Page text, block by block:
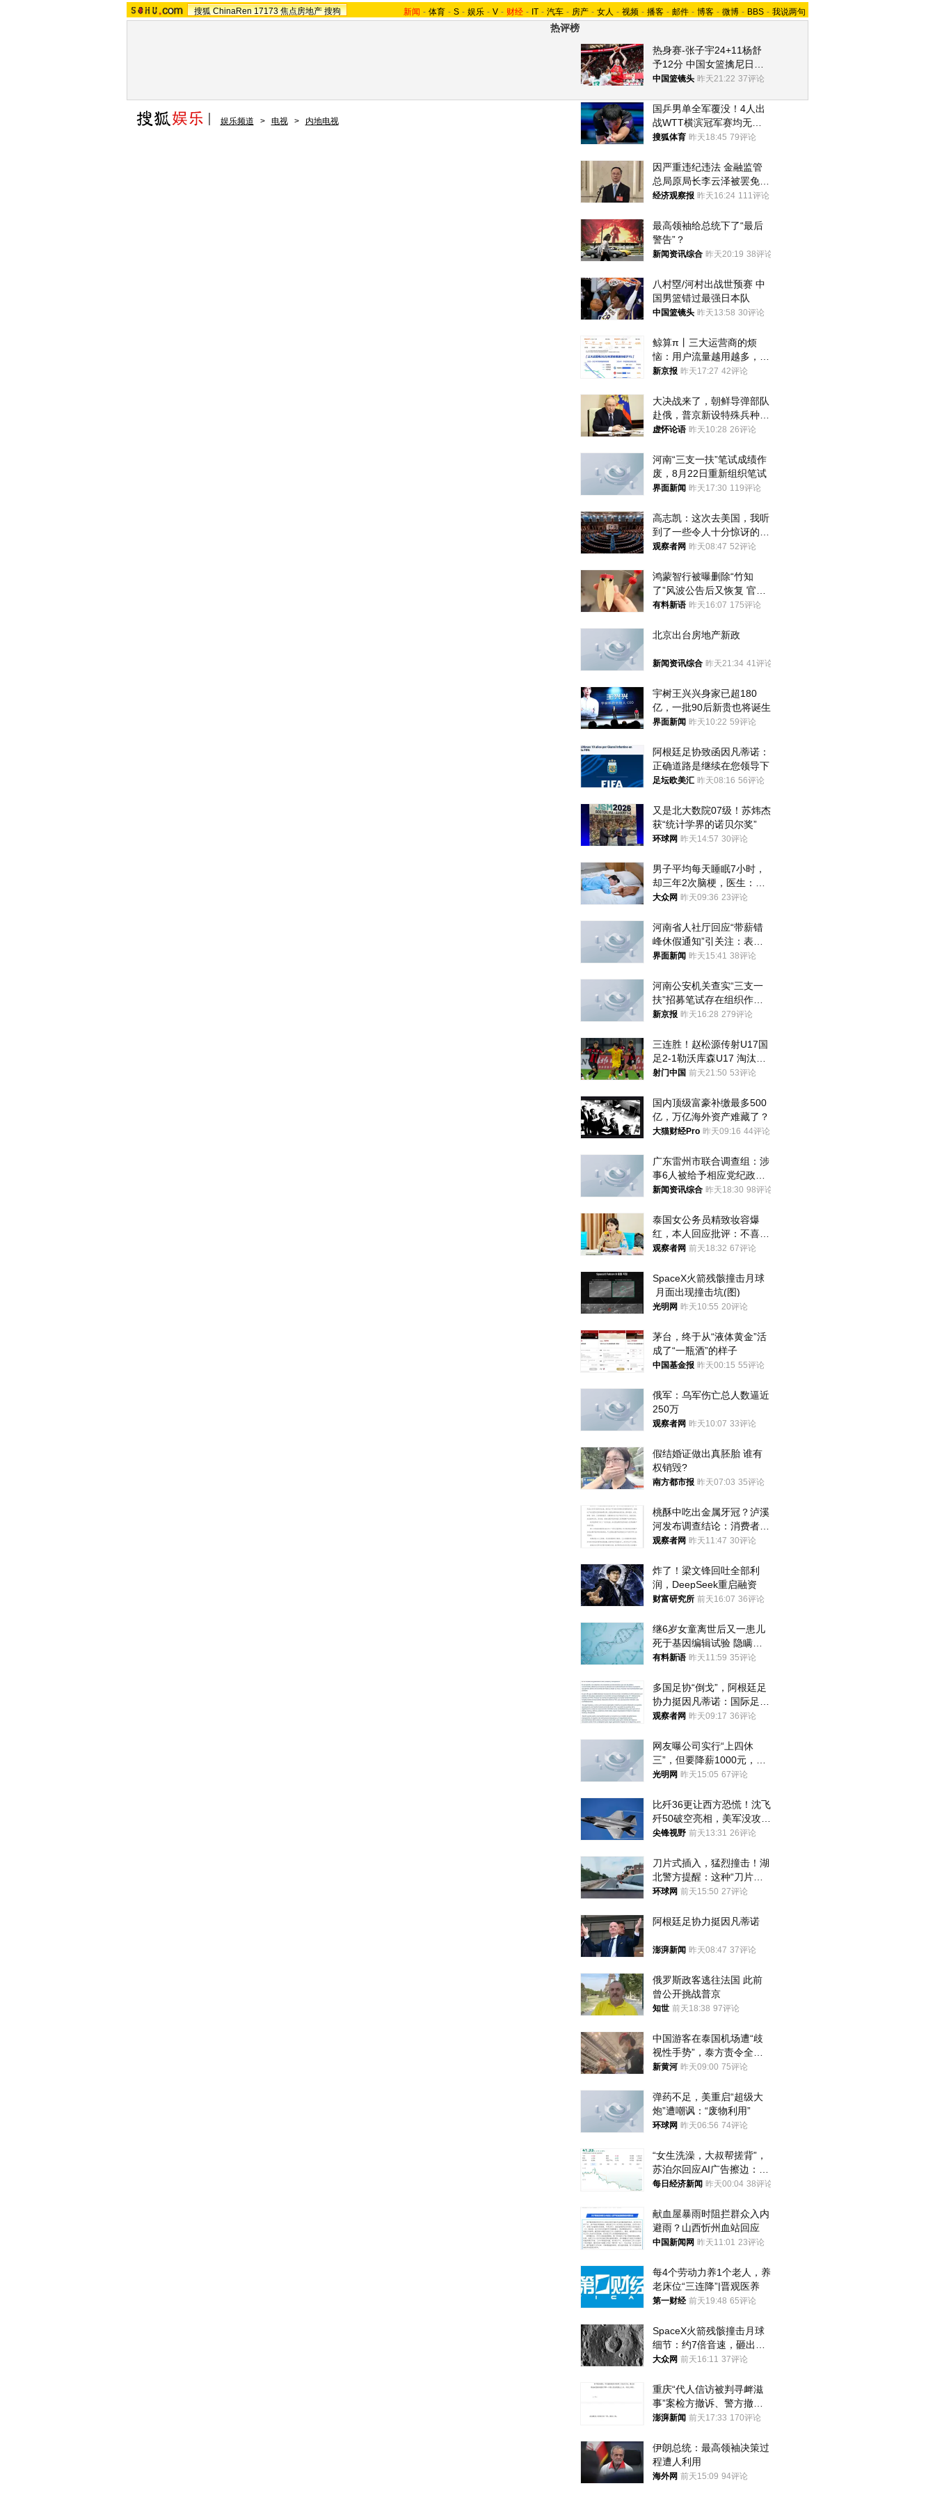
搜狐 ChinaRen 17173 焦点房地产 搜狗 新闻 - 体育 - S - 娱乐 - V - 财经 - IT - 汽车 - 房产 - 女人 - 视频 - 播客 - 邮件 - 博客 - 微博 - BBS - 我说两句
热评榜
热身赛-张子宇24+11杨舒
予12分 中国女篮擒尼日利
亚
中国篮镜头 昨天21:22 37评论
国乒男单全军覆没！4人出
战WTT横滨冠军赛均无缘
八强
搜狐体育 昨天18:45 79评论
因严重违纪违法 金融监管
总局原局长李云泽被罢免全
国人大代表
经济观察报 昨天16:24 111评论
最高领袖给总统下了“最后
警告”？
新闻资讯综合 昨天20:19 38评论
八村塁/河村出战世预赛 中
国男篮错过最强日本队
中国篮镜头 昨天13:58 30评论
鲸算π丨三大运营商的烦
恼：用户流量越用越多，收
入却越来越少
新京报 昨天17:27 42评论
大决战来了，朝鲜导弹部队
赴俄，普京新设特殊兵种，
76岁老将扛旗
虚怀论语 昨天10:28 26评论
河南“三支一扶”笔试成绩作
废，8月22日重新组织笔试
界面新闻 昨天17:30 119评论
高志凯：这次去美国，我听
到了一些令人十分惊讶的消
息
观察者网 昨天08:47 52评论
鸿蒙智行被曝删除“竹知
了”风波公告后又恢复 官媒
曾力挺：劝华为要大度的，
有料新语 昨天16:07 175评论
北京出台房地产新政
新闻资讯综合 昨天21:34 41评论
宇树王兴兴身家已超180
亿，一批90后新贵也将诞生
界面新闻 昨天10:22 59评论
阿根廷足协致函因凡蒂诺：
正确道路是继续在您领导下
足坛欧美汇 昨天08:16 56评论
又是北大数院07级！苏炜杰
获“统计学界的诺贝尔奖”
环球网 昨天14:57 30评论
男子平均每天睡眠7小时，
却三年2次脑梗，医生：这
样睡觉更伤身
大众网 昨天09:36 23评论
河南省人社厅回应“带薪错
峰休假通知”引关注：表述
不够准确，待修改后印发
界面新闻 昨天15:41 38评论
河南公安机关查实“三支一
扶”招募笔试存在组织作弊
犯罪行为
新京报 昨天16:28 279评论
三连胜！赵松源传射U17国
足2-1勒沃库森U17 淘汰赛
将战河床
射门中国 前天21:50 53评论
国内顶级富豪补缴最多500
亿，万亿海外资产难藏了？
大猫财经Pro 昨天09:16 44评论
广东雷州市联合调查组：涉
事6人被给予相应党纪政务
处分和组织处理
新闻资讯综合 昨天18:30 98评论
泰国女公务员精致妆容爆
红，本人回应批评：不喜欢
就别看
观察者网 前天18:32 67评论
SpaceX火箭残骸撞击月球
月面出现撞击坑(图)
光明网 昨天10:55 20评论
茅台，终于从“液体黄金”活
成了“一瓶酒”的样子
中国基金报 昨天00:15 55评论
俄军：乌军伤亡总人数逼近
250万
观察者网 昨天10:07 33评论
假结婚证做出真胚胎 谁有
权销毁?
南方都市报 昨天07:03 35评论
桃酥中吃出金属牙冠？泸溪
河发布调查结论：消费者已
澄清，所发视频情况不属实
观察者网 昨天11:47 30评论
炸了！梁文锋回吐全部利
润，DeepSeek重启融资
财富研究所 前天16:07 36评论
继6岁女童离世后又一患儿
死于基因编辑试验 隐瞒一
年才对外披露
有料新语 昨天11:59 35评论
多国足协“倒戈”，阿根廷足
协力挺因凡蒂诺：国际足联
今后应继续在其领导下前行
观察者网 昨天09:17 36评论
网友曝公司实行“上四休
三”，但要降薪1000元，不
接受只能辞职
光明网 昨天15:05 67评论
比歼36更让西方恐慌！沈飞
歼50破空亮相，美军没攻克
的技术被拿下
尖锋视野 前天13:31 26评论
刀片式插入，猛烈撞击！湖
北警方提醒：这种“刀片超
车”，太危险了
环球网 前天15:50 27评论
阿根廷足协力挺因凡蒂诺
澎湃新闻 昨天08:47 37评论
俄罗斯政客逃往法国 此前
曾公开挑战普京
知世 前天18:38 97评论
中国游客在泰国机场遭“歧
视性手势”，泰方责令全面
调查，对责任人采取最严厉
新黄河 昨天09:00 75评论
弹药不足，美重启“超级大
炮”遭嘲讽：“废物利用”
环球网 昨天06:56 74评论
“女生洗澡，大叔帮搓背”，
苏泊尔回应AI广告擦边：视
频全下架，已强化内容管理
每日经济新闻 昨天00:04 38评论
献血屋暴雨时阻拦群众入内
避雨？山西忻州血站回应
中国新闻网 昨天11:01 23评论
每4个劳动力养1个老人，养
老床位“三连降”|晋观医养
第一财经 前天19:48 65评论
SpaceX火箭残骸撞击月球
细节：约7倍音速，砸出直
径约30米撞击坑
大众网 前天16:11 37评论
重庆“代人信访被判寻衅滋
事”案检方撤诉、警方撤
案，两被告人获国赔
澎湃新闻 前天17:33 170评论
伊朗总统：最高领袖决策过
程遭人利用
海外网 前天15:09 94评论
娱乐频道 > 电视 > 内地电视